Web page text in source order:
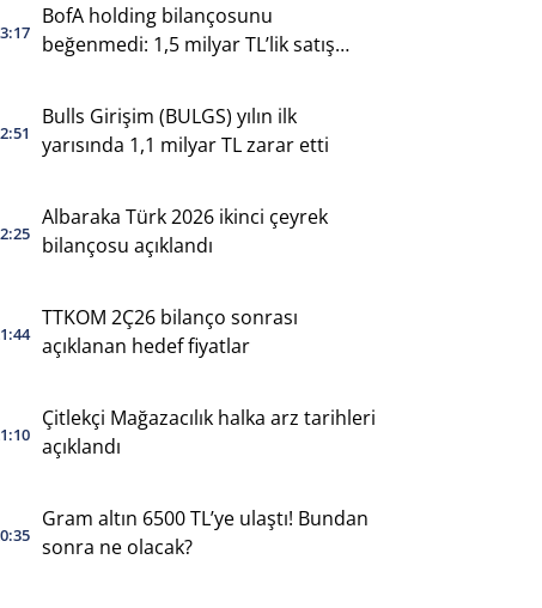
BofA holding bilançosunu
beğenmedi: 1,5 milyar TL’lik satış
Bulls Girişim (BULGS) yılın ilk
yarısında 1,1 milyar TL zarar etti
Albaraka Türk 2026 ikinci çeyrek
bilançosu açıklandı
TTKOM 2Ç26 bilanço sonrası
açıklanan hedef fiyatlar
Çitlekçi Mağazacılık halka arz tarihleri
açıklandı
Gram altın 6500 TL’ye ulaştı! Bundan
sonra ne olacak?